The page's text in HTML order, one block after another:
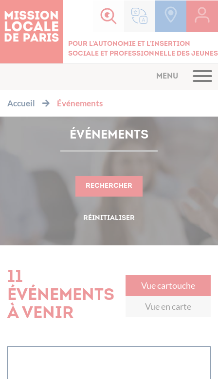
Pour l'autonomie et l'insertion
sociale et professionnelle des jeunes
MENU
Accueil Événements
ÉVÉNEMENTS
Rechercher
Réinitialiser
11
événements
à venir
Vue cartouche
Vue en carte